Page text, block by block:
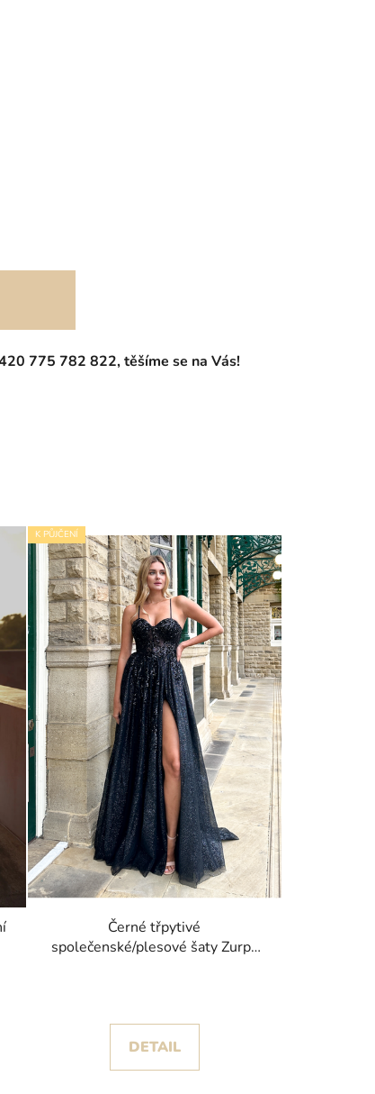
775 782 822, těšíme se na Vás!
K PŮJČENÍ
Černé třpytivé
společenské/plesové šaty Zurpa
DETAIL